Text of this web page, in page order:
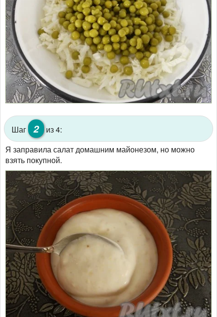
Шаг 2
из 4:
Я заправила салат домашним майонезом, но можно
взять покупной.